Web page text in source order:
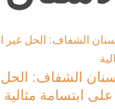
الشفاف:
ابتسامة مثالية